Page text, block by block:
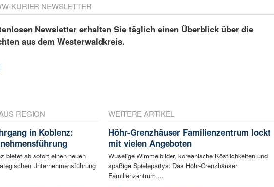
KURIER NEWSLETTER
Newsletter erhalten Sie täglich einen Überblick über die
aus dem Westerwaldkreis.
REGION
in Koblenz:
bietet ab sofort einen neuen
Unternehmensführung
WEITERE ARTIKEL
Höhr-Grenzhäuser Familienzentrum lockt
mit vielen Angeboten
Wuselige Wimmelbilder, koreanische Köstlichkeiten und
spaßige Spielepartys: Das Höhr-Grenzhäuser
Familienzentrum ...